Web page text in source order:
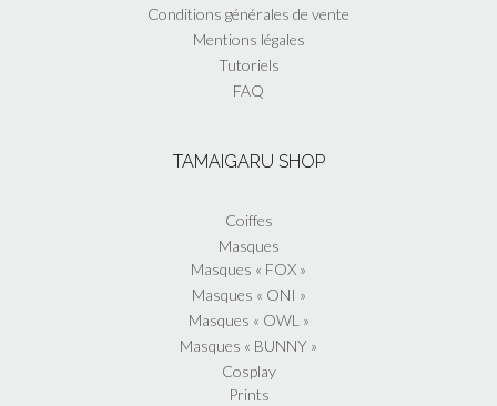
Conditions générales de vente
Mentions légales
Tutoriels
FAQ
TAMAIGARU SHOP
Coiffes
Masques
Masques « FOX »
Masques « ONI »
Masques « OWL »
Masques « BUNNY »
Cosplay
Prints